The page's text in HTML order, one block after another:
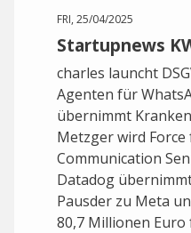
FRI, 25/04/2025
Startupnews
charles launcht
Agenten für
übernimmt
Metzger wird
Communication
Datadog
Pausder zu Meta
80,7 Millionen